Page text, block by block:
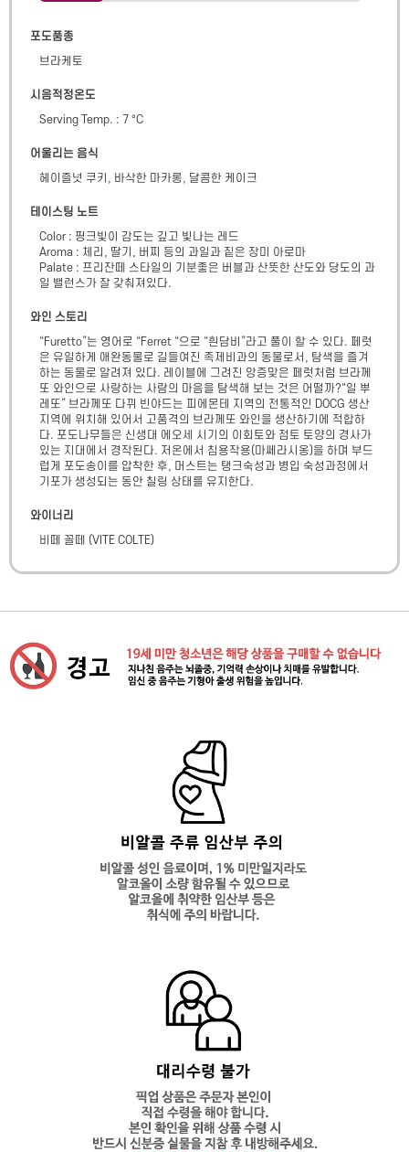
포도품종
브라케토
시음적정온도
Serving Temp. : 7 °C
어울리는 음식
헤이즐넛 쿠키, 바삭한 마카롱, 달콤한 케이크
테이스팅 노트
Color : 핑크빛이 감도는 깊고 빛나는 레드
Aroma : 체리, 딸기, 버찌 등의 과일과 짙은 장미 아로마
Palate : 프리잔떼 스타일의 기분좋은 버블과 산뜻한 산도와 당도의 과
일 밸런스가 잘 갖춰져있다.
와인 스토리
“Furetto”는 영어로 “Ferret “으로 “흰담비”라고 풀이 할 수 있다. 페럿
은 유일하게 애완동물로 길들여진 족제비과의 동물로서, 탐색을 즐겨
하는 동물로 알려져 있다. 레이블에 그려진 앙증맞은 페럿처럼 브라께
또 와인으로 사랑하는 사람의 마음을 탐색해 보는 것은 어떨까?“일 뿌
레또” 브라께또 다뀌 빈야드는 피에몬테 지역의 전통적인 DOCG 생산
지역에 위치해 있어서 고품격의 브라께또 와인을 생산하기에 적합하
다. 포도나무들은 신생대 에오세 시기의 이회토와 점토 토양의 경사가
있는 지대에서 경작된다. 저온에서 침용작용(마쎄라시옹)을 하며 부드
럽게 포도송이를 압착한 후, 머스트는 탱크숙성과 병입 숙성과정에서
기포가 생성되는 동안 칠링 상태를 유지한다.
와이너리
비떼 꼴떼
(VITE COLTE)